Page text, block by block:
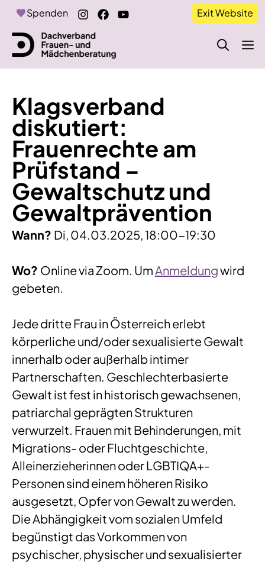
Exit Website
Zum
springen
Spenden
Klagsverband
diskutiert:
Frauenrechte am
Prüfstand –
Gewaltschutz und
Gewaltprävention
Wann? Di, 04.03.2025, 18:00-19:30
Wo? Online via Zoom. Um Anmeldungwird
gebeten.
Jede dritte Frau in Österreich erlebt
körperliche und/oder sexualisierte Gewalt
innerhalb oder außerhalb intimer
Partnerschaften. Geschlechterbasierte
Gewalt ist fest in historisch gewachsenen,
patriarchal geprägten Strukturen
verwurzelt. Frauen mit Behinderungen, mit
Migrations- oder Fluchtgeschichte,
Alleinerzieherinnen oder LGBTIQA+-
Personen sind einem höheren Risiko
ausgesetzt, Opfer von Gewalt zu werden.
Die Abhängigkeit vom sozialen Umfeld
begünstigt das Vorkommen von
psychischer, physischer und sexualisierter